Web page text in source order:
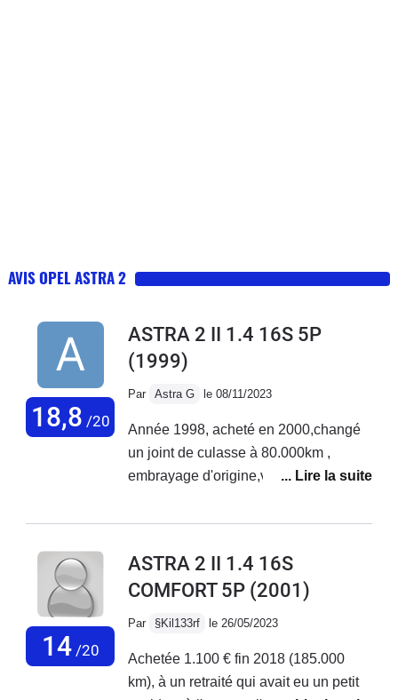
AVIS OPEL ASTRA 2
18,8 /20
ASTRA 2 II 1.4 16S 5P
(1999)
Par Astra G le 08/11/2023
Année 1998, acheté en 2000,changé
un joint de culasse à 80.000km ,
embrayage d'origine,vitres électriques,
,climatisation, volant réglable, siège
11/2023 totalisant 250.000km ,roule
tout les jours, facile à entretenir, très
14/20
ASTRA 2 II 1.4 16S
COMFORT 5P (2001)
Par §Kil133rf le 26/05/2023
Achetée 1.100 € fin 2018 (185.000
km), à un retraité qui avait eu un petit